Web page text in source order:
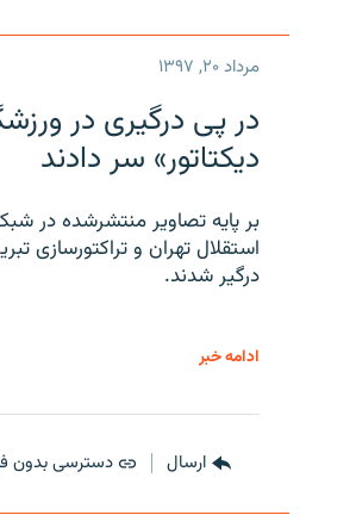
مرداد ۲۰, ۱۳۹۷
در پی درگیری در
دیکتاتور» سر دادند
بر پایه تصاویر منتشرشده در
استقلال تهران و تراکتورسازی
درگیر شدند.
ادامه خبر
ارسال دسترسی بدون